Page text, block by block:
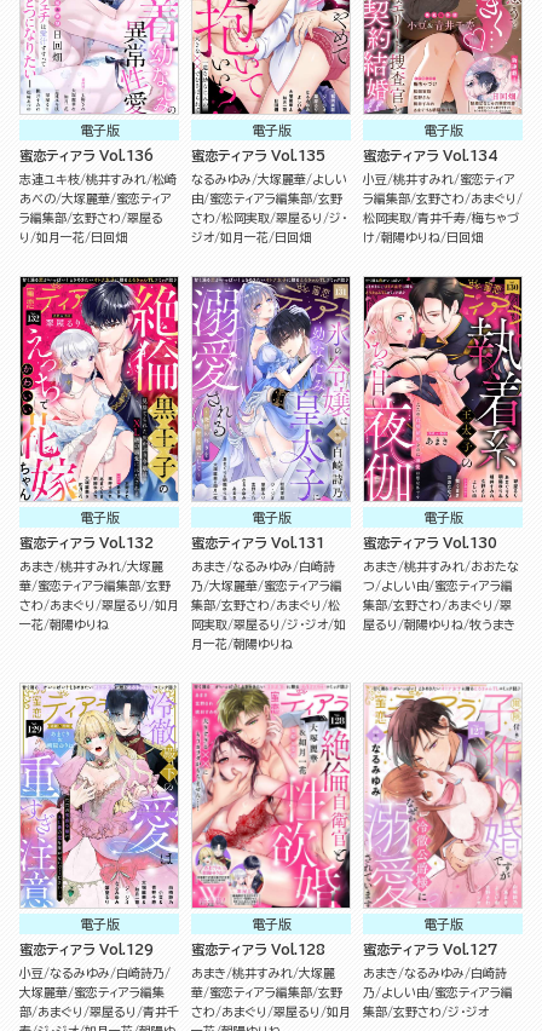
電子版
蜜恋ティアラ Vol.136
志連ユキ枝 桃井すみれ 松崎
あべの 大塚麗華 蜜恋ティア
ラ編集部 玄野さわ 翠屋る
り
如月一花 日回畑
電子版
蜜恋ティアラ Vol.135
なるみゆみ 大塚麗華 よしい
由 蜜恋ティアラ編集部 玄野
さわ 松岡実取 翠屋るり
ジ・
ジオ 如月一花 日回畑
電子版
蜜恋ティアラ Vol.134
小豆 桃井すみれ 蜜恋ティア
ラ編集部 玄野さわ
あまぐり
松岡実取 青井千寿 梅ちゃづ
け 朝陽ゆりね 日回畑
電子版
蜜恋ティアラ Vol.132
あまき 桃井すみれ 大塚麗
華 蜜恋ティアラ編集部 玄野
さわ
あまぐり 翠屋るり
如月
一花 朝陽ゆりね
電子版
蜜恋ティアラ Vol.131
あまき なるみゆみ
白崎詩
乃 大塚麗華 蜜恋ティアラ編
集部 玄野さわ あまぐり
松
岡実取 翠屋るり ジ・ジオ 如
月一花 朝陽ゆりね
電子版
蜜恋ティアラ Vol.130
あまき 桃井すみれ おおたな
つ
よしい由 蜜恋ティアラ編
集部 玄野さわ あまぐり
翠
屋るり
朝陽ゆりね 牧うまき
電子版
蜜恋ティアラ Vol.129
小豆 なるみゆみ
白崎詩乃
大塚麗華 蜜恋ティアラ編集
部 あまぐり 翠屋るり
青井千
電子版
蜜恋ティアラ Vol.128
あまき 桃井すみれ 大塚麗
華 蜜恋ティアラ編集部 玄野
さわ
あまぐり 翠屋るり
如月
電子版
蜜恋ティアラ Vol.127
あまき なるみゆみ
白崎詩
乃
よしい由 蜜恋ティアラ編
集部 玄野さわ ジ・ジオ